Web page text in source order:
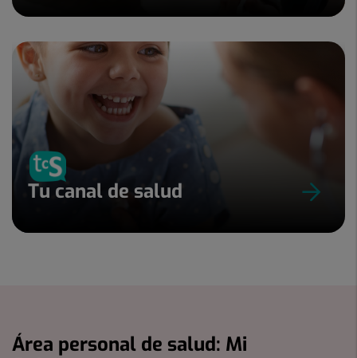
Tu canal de salud
Área personal de salud: Mi